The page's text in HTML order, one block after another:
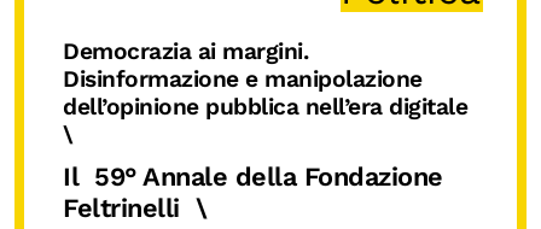
Mostre digitali
I CONTENUTI
Osservatori di ricerca
Democrazia ai margini.
Disinformazione e manipolazione
dell’opinione pubblica nell’era digitale
\
Il 59° Annale della Fondazione
Feltrinelli \